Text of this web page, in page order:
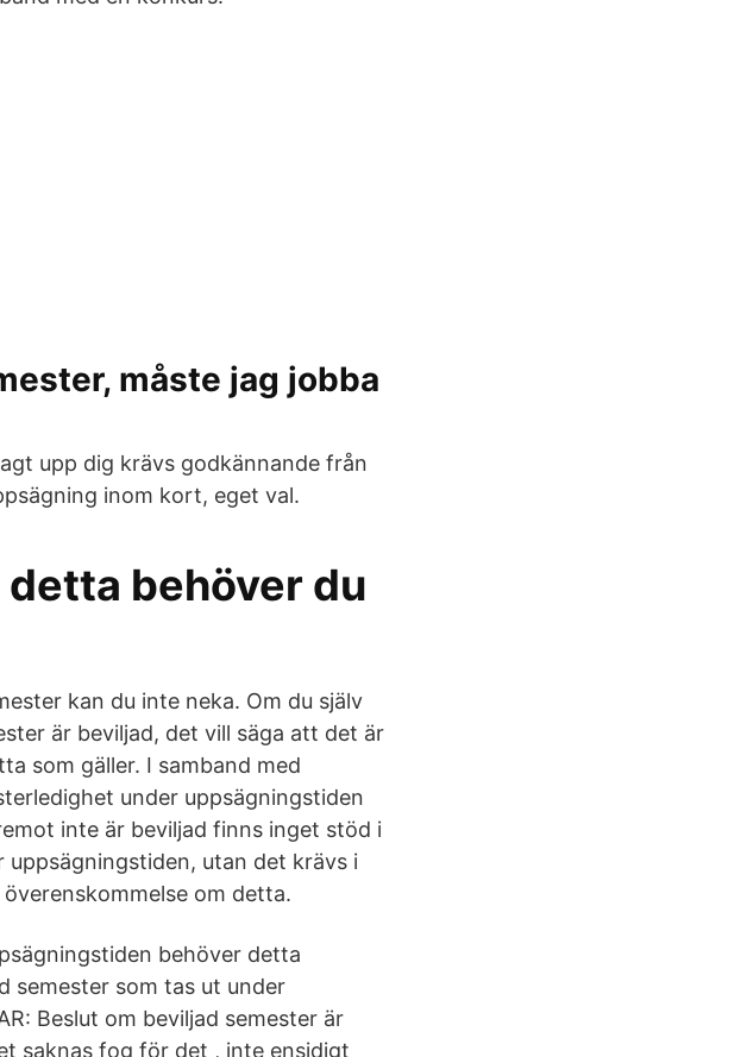
måste jag jobba
upp dig krävs godkännande från
inom kort, eget val.
behöver du
kan du inte neka. Om du själv
är beviljad, det vill säga att det är
som gäller. I samband med
under uppsägningstiden
inte är beviljad finns inget stöd i
utan det krävs i
om detta.
behöver detta
semester som tas ut under
Beslut om beviljad semester är
saknas fog för det , inte ensidigt